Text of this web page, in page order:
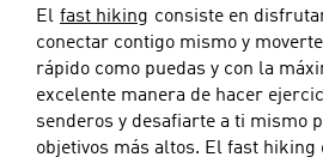
El fast hiking consiste en
conectar contigo mismo y
rápido como puedas y con la
excelente manera de hacer
senderos y desafiarte a ti mismo
objetivos más altos. El fast hiking